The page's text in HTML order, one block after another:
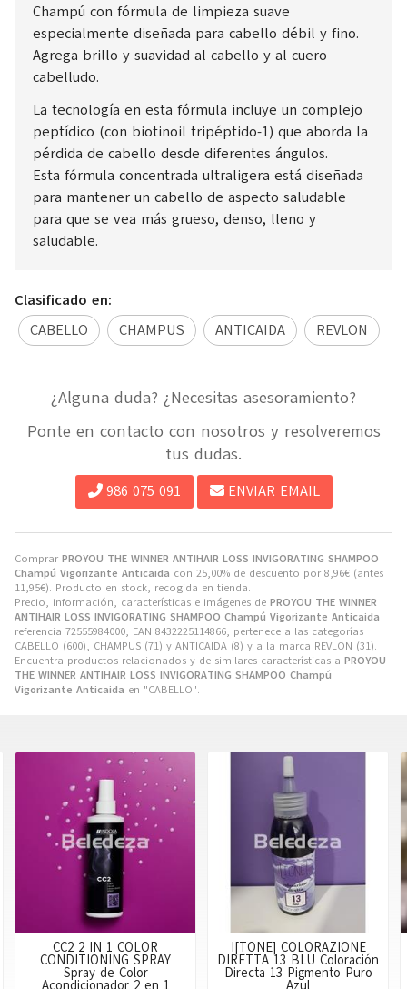
Comprar PROYOU THE WINNER ANTIHAIR LOSS INVIGORATING SHAMPOO
Champú Vigorizante Anticaida con 25,00% de descuento por 8,96€ (antes
11,95€). Producto en stock, recogida en tienda.
Precio, información, características e imágenes de PROYOU THE WINNER
ANTIHAIR LOSS INVIGORATING SHAMPOO Champú Vigorizante Anticaida
referencia 72555984000, EAN 8432225114866, pertenece a las categorías
CABELLO (600), CHAMPUS (71) y ANTICAIDA (8) y a la marca REVLON (31).
Encuentra productos relacionados y de similares características a PROYOU
THE WINNER ANTIHAIR LOSS INVIGORATING SHAMPOO Champú
Vigorizante Anticaida en "CABELLO".
Champú con fórmula de limpieza suave
especialmente diseñada para cabello débil y fino.
Agrega brillo y suavidad al cabello y al cuero
cabelludo.
La tecnología en esta fórmula incluye un complejo
peptídico (con biotinoil tripéptido-1) que aborda la
pérdida de cabello desde diferentes ángulos.
Esta fórmula concentrada ultraligera está diseñada
para mantener un cabello de aspecto saludable
para que se vea más grueso, denso, lleno y
saludable.
Clasificado en:
CABELLO
CHAMPUS ANTICAIDA REVLON
¿Alguna duda? ¿Necesitas asesoramiento?
Ponte en contacto con nosotros y resolveremos
tus dudas.
986 075 091 ENVIAR EMAIL
CC2 2 IN 1 COLOR
CONDITIONING SPRAY
Spray de Color
Acondicionador 2 en 1
I[TONE] COLORAZIONE
DIRETTA 13 BLU Coloración
Directa 13 Pigmento Puro
Azul